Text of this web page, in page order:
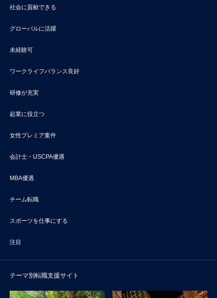
社会に貢献できる
グローバルに活躍
未経験可
ワークライフバランス良好
研修が充実
起業に役立つ
女性プレミア案件
会計士・USCPA優遇
MBA優遇
チーム転職
スポーツを仕事にする
注目
テーマ別転職支援サイト